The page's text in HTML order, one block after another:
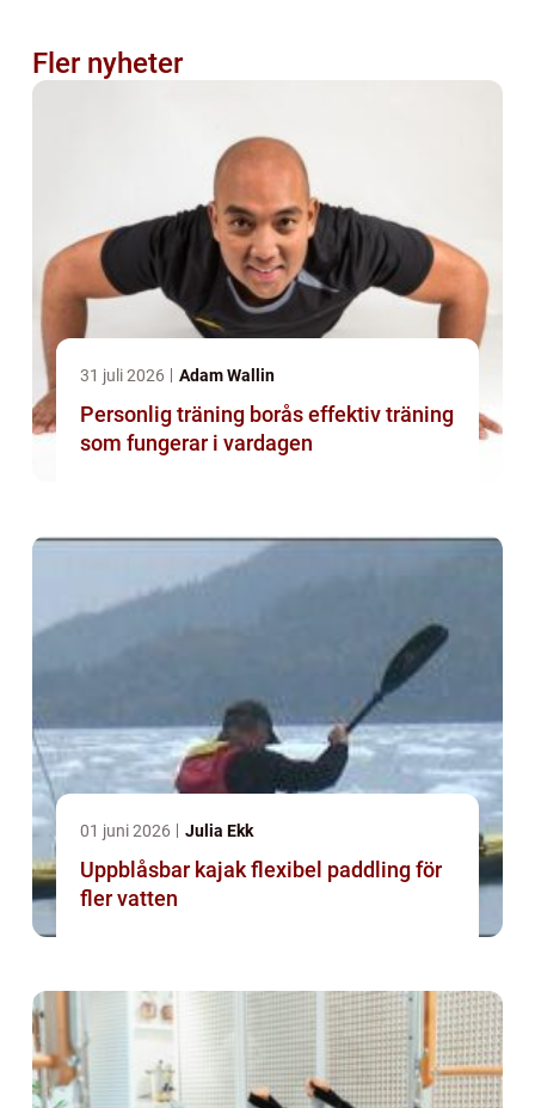
Fler nyheter
31 juli 2026 Adam Wallin
Personlig träning borås effektiv träning
som fungerar i vardagen
01 juni 2026 Julia Ekk
Uppblåsbar kajak flexibel paddling för
fler vatten